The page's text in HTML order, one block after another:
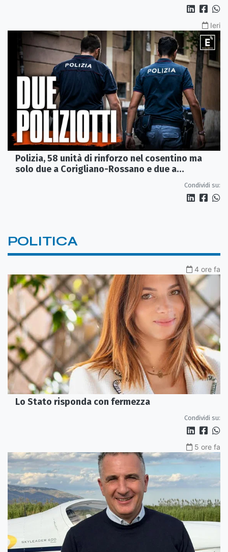
Ieri
Polizia, 58 unità di rinforzo nel cosentino ma
solo due a Corigliano-Rossano e due a
Condividi su:
POLITICA
4 ore fa
Lo Stato risponda con fermezza
Condividi su:
5 ore fa